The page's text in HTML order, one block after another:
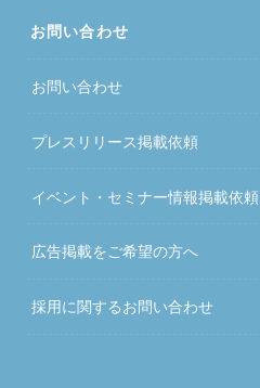
お問い合わせ
お問い合わせ
プレスリリース掲載依頼
イベント・セミナー情報掲載依頼
広告掲載をご希望の方へ
採用に関するお問い合わせ